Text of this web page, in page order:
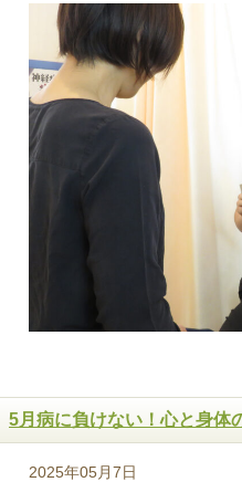
5月病に負けない！心と身体
2025年05月7日